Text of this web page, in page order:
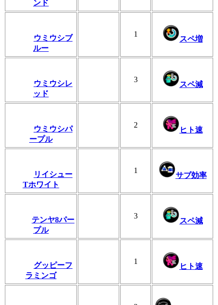
ンド
ウミウシブ
ルー
1
スペ増
ウミウシレ
ッド
3
スペ減
ウミウシパ
ープル
2
ヒト速
リイシュー
Tホワイト
1
サブ効率
テンヤ8パー
プル
3
スペ減
グッピーフ
ラミンゴ
1
ヒト速